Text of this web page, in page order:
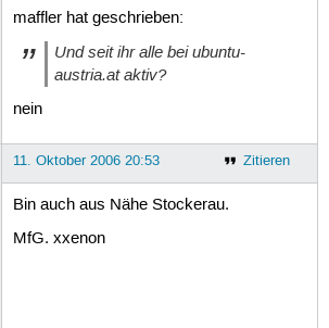
maffler hat geschrieben:
Und seit ihr alle bei ubuntu-
austria.at aktiv?
nein
Zitieren
11. Oktober 2006 20:53
Bin auch aus Nähe Stockerau.
MfG. xxenon